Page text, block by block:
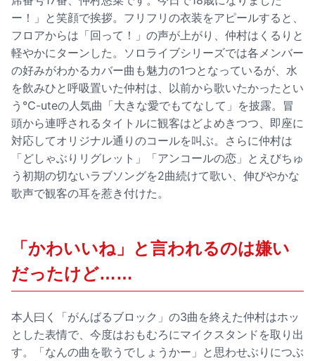
ー！」と笑顔で挨拶。フリフリの衣装をアピールすると、
フロアからは「回って！」の声が上がり、仲村はくるりと
軽やかにターンした。ソロライブシリーズでは各メンバー
の好みがわかるカバー曲も魅力の1つとなっているが、水
を飲みひと呼吸置いた仲村は、以前から歌いたかったとい
う℃-uteの人気曲「大きな愛でもてなして」を披露。冒
頭から連呼されるタイトルに観客はどよめきつつ、即座に
対応してオリジナル通りのコールを叫ぶ。さらに仲村は
「どしゃぶりリグレット」「アンコールの恋」とえびちゅ
う初期の切ないラブソングを2曲続けて歌い、伸びやかな
歌声で観客の耳を惹き付けた。
「かわいいね」と言われるのは嫌い
だったけど……
本人曰く「がんばるブロック」の3曲を終えた仲村はホッ
とした表情で、今度はおもむろにマイクスタンドを取り出
す。「なんの曲を歌うでしょうかー」と思わせぶりにつぶ